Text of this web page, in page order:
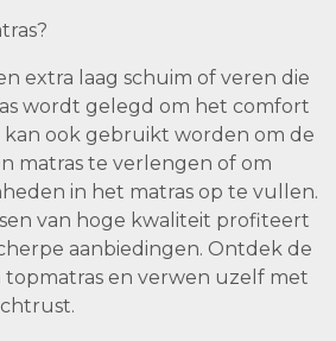
extra laag schuim of veren die
wordt gelegd om het comfort
ook gebruikt worden om de
matras te verlengen of om
in het matras op te vullen.
van hoge kwaliteit profiteert
aanbiedingen. Ontdek de
topmatras en verwen uzelf met